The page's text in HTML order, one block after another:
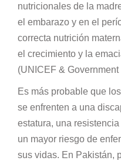
nutricionales de la
el embarazo y en el
correcta nutrición
el crecimiento y la
(UNICEF &
Es más probable que
se enfrenten a una
estatura, una
un mayor riesgo de
sus vidas. En Pakistán,